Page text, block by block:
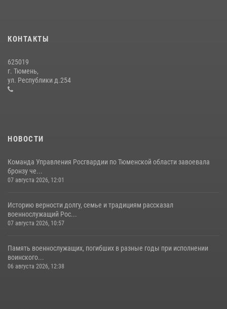
Сотрудники тюменского СОБР "Сова" отработали навыки
десантирования на Урале
16 июля 2026, 10:42
КОНТАКТЫ
625019
г. Тюмень,
ул. Республики д.254
НОВОСТИ
Команда Управления Росгвардии по Тюменской области завоевала
бронзу че...
07 августа 2026, 12:01
Историю верности долгу, семье и традициям рассказал
военнослужащий Рос...
07 августа 2026, 10:57
Память военнослужащих, погибших в разные годы при исполнении
воинского...
06 августа 2026, 12:38